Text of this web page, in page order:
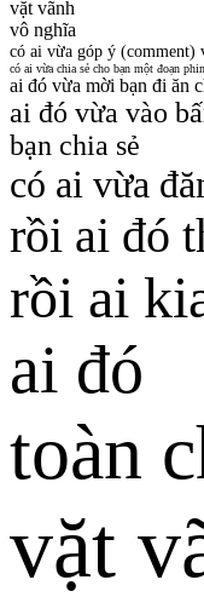
vặt vãnh
vô nghĩa
có ai vừa góp ý (comment)
có ai vừa chia sẻ cho bạn một đoạn
ai đó vừa mời bạn đi ăn
ai đó vừa vào
bạn chia sẻ
có ai vừa
rồi ai đó
rồi ai
ai đó
toàn
vặt